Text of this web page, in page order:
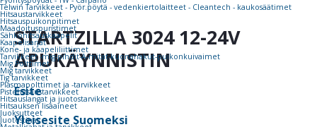
Telwin Tarvikkeet - Pyör.pöytä - vedenkiertolaitteet - Cleantech - kaukosäätimet
Hitsaustarvikkeet
Hitsauspuikonpitimet
Maadoituspuristimet
Sähköhitsauskaapelit
Kaapelisarjat
Kone- ja kaapeliliittimet
Tarvikkeet -mig-pihdit-A-mitat-kuonahakut-puikonkuivaimet
Mig Polttimet
Mig tarvikkeet
Tig tarvikkeet
Plasmapolttimet ja -tarvikkeet
Pistehitsaustarvikkeet
Hitsauslangat ja juotostarvikkeet
Hitsauksen lisäaineet
Juoksutteet
Juotostinat
STARTZILLA 3024 12-24V
APUKÄYNNISTIN
Esite
Yleisesite Suomeksi